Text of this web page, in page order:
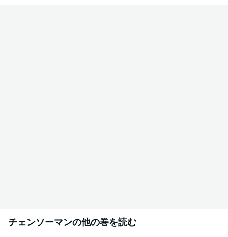
チェンソーマンの他の巻を読む